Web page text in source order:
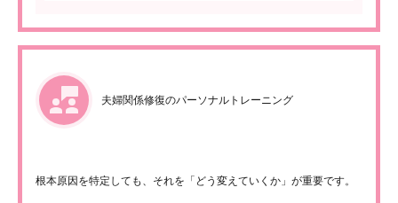
夫婦関係修復のパーソナルトレーニング
根本原因を特定しても、それを「どう変えていくか」が重要です。